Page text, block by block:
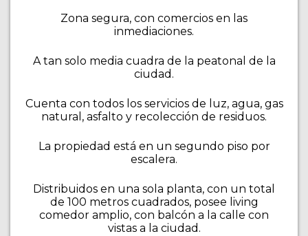
Zona segura, con comercios en las
inmediaciones.
A tan solo media cuadra de la peatonal de la
ciudad.
Cuenta con todos los servicios de luz, agua, gas
natural, asfalto y recolección de residuos.
La propiedad está en un segundo piso por
escalera.
Distribuidos en una sola planta, con un total
de 100 metros cuadrados, posee living
comedor amplio, con balcón a la calle con
vistas a la ciudad.